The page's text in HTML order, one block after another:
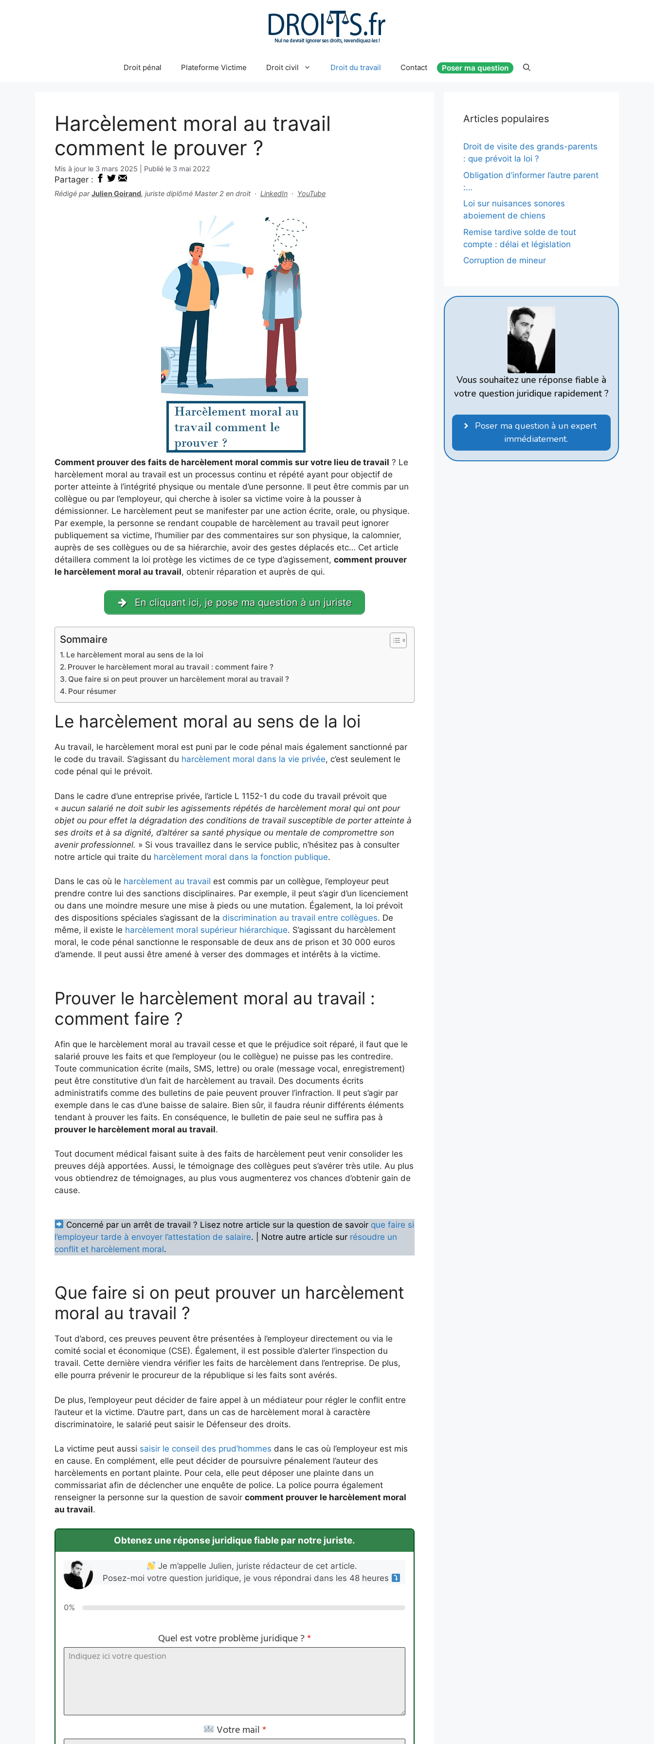
Droit pénal Plateforme Victime Droit civil Droit du travail Contact Poser ma question
Harcèlement moral au travail
comment le prouver ?
3 mars 2025 3 mai 2022
Partager :
Rédigé parJulien Goirand, juriste diplômé Master 2 en droit · LinkedIn · YouTube
Comment prouver des faits de harcèlement moral commis sur votre lieu de travail ? Le
harcèlement moral au travail est un processus continu et répété ayant pour objectif de
porter atteinte à l’intégrité physique ou mentale d’une personne. Il peut être commis par un
collègue ou par l’employeur, qui cherche à isoler sa victime voire à la pousser à
démissionner. Le harcèlement peut se manifester par une action écrite, orale, ou physique.
Par exemple, la personne se rendant coupable de harcèlement au travail peut ignorer
publiquement sa victime, l’humilier par des commentaires sur son physique, la calomnier,
auprès de ses collègues ou de sa hiérarchie, avoir des gestes déplacés etc… Cet article
détaillera comment la loi protège les victimes de ce type d’agissement, comment prouver
le harcèlement moral au travail, obtenir réparation et auprès de qui.
En cliquant ici, je pose ma question à un juriste
Sommaire
Le harcèlement moral au sens de la loi
Prouver le harcèlement moral au travail : comment faire ?
Que faire si on peut prouver un harcèlement moral au travail ?
Pour résumer
Le harcèlement moral au sens de la loi
Au travail, le harcèlement moral est puni par le code pénal mais également sanctionné par
le code du travail. S’agissant du harcèlement moral dans la vie privée, c’est seulement le
code pénal qui le prévoit.
Dans le cadre d’une entreprise privée, l’article L 1152-1 du code du travail prévoit que
« aucun salarié ne doit subir les agissements répétés de harcèlement moral qui ont pour
objet ou pour effet la dégradation des conditions de travail susceptible de porter atteinte à
ses droits et à sa dignité, d’altérer sa santé physique ou mentale de compromettre son
avenir professionnel. » Si vous travaillez dans le service public, n’hésitez pas à consulter
notre article qui traite du harcèlement moral dans la fonction publique.
Dans le cas où le harcèlement au travail est commis par un collègue, l’employeur peut
prendre contre lui des sanctions disciplinaires. Par exemple, il peut s’agir d’un licenciement
ou dans une moindre mesure une mise à pieds ou une mutation. Également, la loi prévoit
des dispositions spéciales s’agissant de la discrimination au travail entre collègues. De
même, il existe le harcèlement moral supérieur hiérarchique. S’agissant du harcèlement
moral, le code pénal sanctionne le responsable de deux ans de prison et 30 000 euros
d’amende. Il peut aussi être amené à verser des dommages et intérêts à la victime.
Prouver le harcèlement moral au travail :
comment faire ?
Afin que le harcèlement moral au travail cesse et que le préjudice soit réparé, il faut que le
salarié prouve les faits et que l’employeur (ou le collègue) ne puisse pas les contredire.
Toute communication écrite (mails, SMS, lettre) ou orale (message vocal, enregistrement)
peut être constitutive d’un fait de harcèlement au travail. Des documents écrits
administratifs comme des bulletins de paie peuvent prouver l’infraction. Il peut s’agir par
exemple dans le cas d’une baisse de salaire. Bien sûr, il faudra réunir différents éléments
tendant à prouver les faits. En conséquence, le bulletin de paie seul ne suffira pas à
prouver le harcèlement moral au travail.
Tout document médical faisant suite à des faits de harcèlement peut venir consolider les
preuves déjà apportées. Aussi, le témoignage des collègues peut s’avérer très utile. Au plus
vous obtiendrez de témoignages, au plus vous augmenterez vos chances d’obtenir gain de
cause.
Concerné par un arrêt de travail ? Lisez notre article sur la question de savoir que faire si
l’employeur tarde à envoyer l’attestation de salaire. | Notre autre article sur résoudre un
conflit et harcèlement moral.
Que faire si on peut prouver un harcèlement
moral au travail ?
Tout d’abord, ces preuves peuvent être présentées à l’employeur directement ou via le
comité social et économique (CSE). Également, il est possible d’alerter l’inspection du
travail. Cette dernière viendra vérifier les faits de harcèlement dans l’entreprise. De plus,
elle pourra prévenir le procureur de la république si les faits sont avérés.
De plus, l’employeur peut décider de faire appel à un médiateur pour régler le conflit entre
l’auteur et la victime. D’autre part, dans un cas de harcèlement moral à caractère
discriminatoire, le salarié peut saisir le Défenseur des droits.
La victime peut aussi saisir le conseil des prud’hommes dans le cas où l’employeur est mis
en cause. En complément, elle peut décider de poursuivre pénalement l’auteur des
harcèlements en portant plainte. Pour cela, elle peut déposer une plainte dans un
commissariat afin de déclencher une enquête de police. La police pourra également
renseigner la personne sur la question de savoir comment prouver le harcèlement moral
au travail.
Obtenez une réponse juridique fiable par notre juriste.
Je m’appelle Julien, juriste rédacteur de cet article.
Posez-moi votre question juridique, je vous répondrai dans les 48 heures
0%
Quel est votre problème juridique ?*
Votre mail*
Articles populaires
Droit de visite des grands-parents
: que prévoit la loi ?
Obligation d’informer l’autre parent
:…
Loi sur nuisances sonores
aboiement de chiens
Remise tardive solde de tout
compte : délai et législation
Corruption de mineur
Vous souhaitez une réponse fiable à
votre question juridique rapidement ?
Poser ma question à un expert
immédiatement.